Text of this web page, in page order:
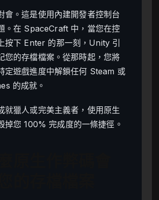
會。這是使用內建開發者控制台
。在 SpaceCraft 中，當您在控
按下 Enter 的那一刻，Unity 引
您的存檔檔案。從那時起，您將
定遊戲進度中解鎖任何 Steam 或
的成就。
就獵人或完美主義者，使用原生
掉您 100% 完成度的一條捷徑。